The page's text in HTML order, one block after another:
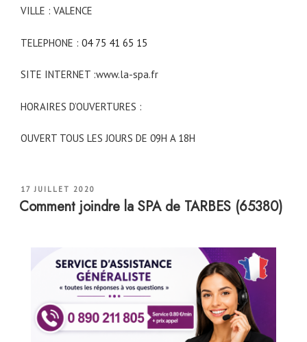
VILLE : VALENCE
TELEPHONE : 04 75 41 65 15
SITE INTERNET :www.la-spa.fr
HORAIRES D’OUVERTURES :
OUVERT TOUS LES JOURS DE 09H A 18H
PUBLIÉ
LE
17 JUILLET 2020
Comment joindre la SPA de TARBES (65380)